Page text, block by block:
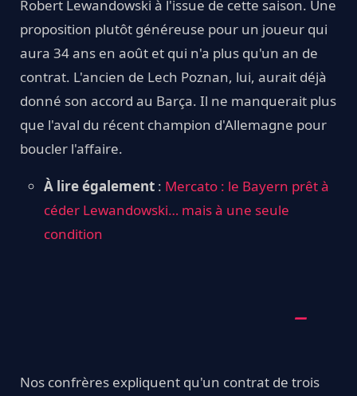
Robert Lewandowski à l'issue de cette saison. Une
proposition plutôt généreuse pour un joueur qui
aura 34 ans en août et qui n'a plus qu'un an de
contrat. L'ancien de Lech Poznan, lui, aurait déjà
donné son accord au Barça. Il ne manquerait plus
que l'aval du récent champion d'Allemagne pour
boucler l'affaire.
À lire également : Mercato : le Bayern prêt à
céder Lewandowski… mais à une seule
condition
Nos confrères expliquent qu'un contrat de trois